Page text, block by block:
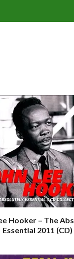
Hooker – The
Essential 2011 (CD)